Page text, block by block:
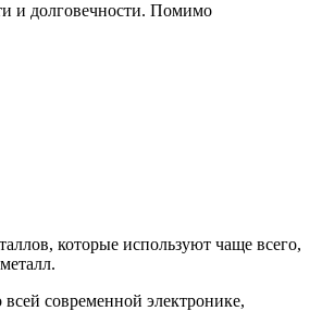
и долговечности. Помимо
которые используют чаще всего,
современной электронике,